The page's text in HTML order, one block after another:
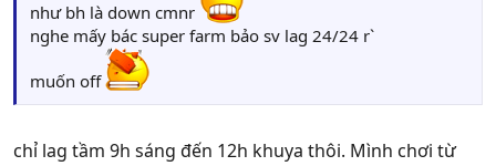
như bh là down cmnr
nghe mấy bác super farm bảo sv lag 24/24 r`
muốn off
chỉ lag tầm 9h sáng đến 12h khuya thôi. Mình chơi từ